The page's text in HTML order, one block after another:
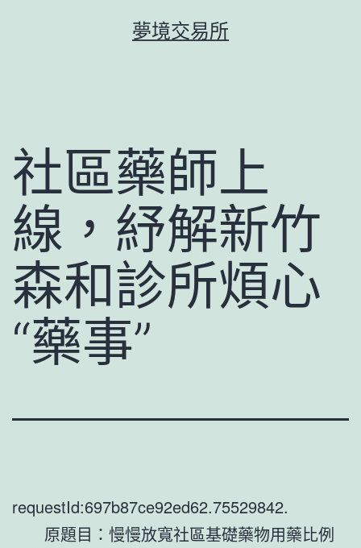
夢境交易所
社區藥師上
線，紓解新竹
森和診所煩心
“藥事”
requestId:697b87ce92ed62.75529842.
原題目：慢慢放寬社區基礎藥物用藥比例